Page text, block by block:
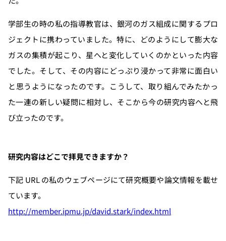
学部生の時の私の指導教官は、銀河のガス組成に関するプロ
ジェクトに携わっていました。特に、どのようにして膨大な
ガスの集積が起こり、星へと変化していくのかといった内容
でした。そして、その内容にどっぷり浸かって非常に面白い
と思うようになったのです。こうして、取り組んでみたかっ
た一連の新しい疑問に相対し、そこから今の研究内容へと飛
び立ったのです。
研究内容はどこで拝見できますか？
下記 URL の私のウェブページにて研究概要や論文情報を載せ
ています。
http://member.ipmu.jp/david.stark/index.html